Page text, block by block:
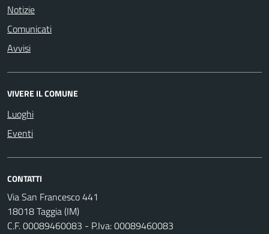
Notizie
Comunicati
Avvisi
VIVERE IL COMUNE
Luoghi
Eventi
CONTATTI
Via San Francesco 441
18018 Taggia (IM)
C.F. 00089460083 - P.Iva: 00089460083